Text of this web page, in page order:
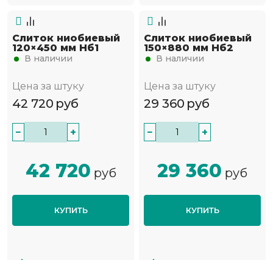
Слиток ниобиевый
120×450 мм Нб1
В наличии
Цена за штуку
42 720 руб
− +
42 720 руб
КУПИТЬ
Слиток ниобиевый
150×880 мм Нб2
В наличии
Цена за штуку
29 360 руб
− +
29 360 руб
КУПИТЬ